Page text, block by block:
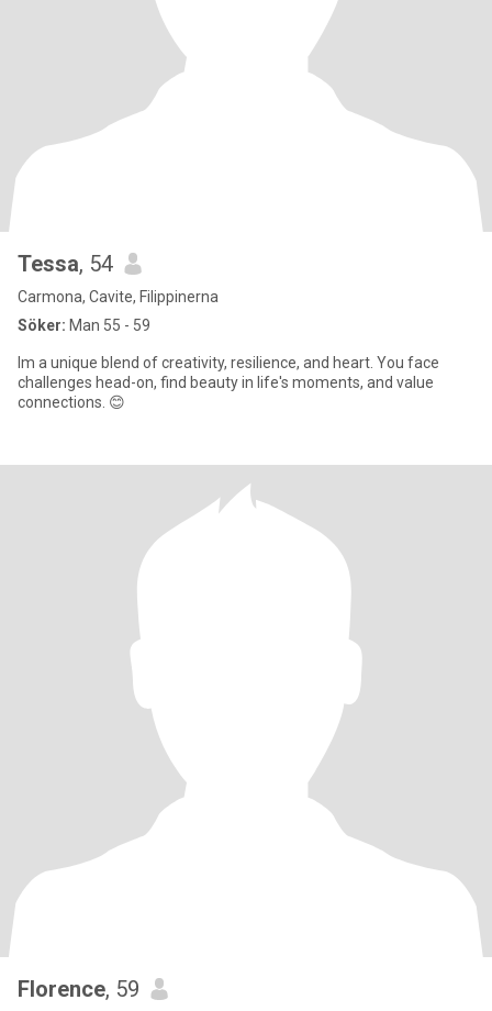
Tessa, 54
Carmona, Cavite, Filippinerna
Söker: Man 55 - 59
Im a unique blend of creativity, resilience, and heart. You face
challenges head-on, find beauty in life's moments, and value
connections. 😊
Florence, 59